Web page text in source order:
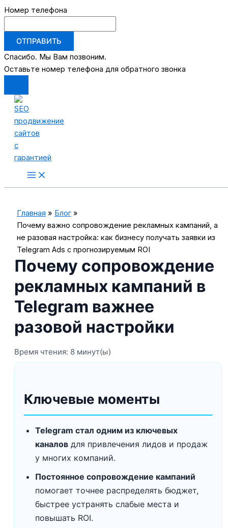
Номер телефона
ОТПРАВИТЬ
Спасибо. Мы Вам позвоним.
Оставьте номер телефона для обратного звонка
Перейти
содержимому
Main
Menu
Главная
Блог
Почему важно сопровождение рекламных кампаний, а
не разовая настройка: как бизнесу получать заявки из
Telegram Ads с прогнозируемым ROI
Почему сопровождение
рекламных кампаний в
Telegram важнее
разовой настройки
Время чтения: 8 минут(ы)
Ключевые моменты
Telegram стал одним из ключевых
каналов для привлечения лидов и продаж
у многих компаний.
Постоянное сопровождение кампаний
помогает точнее распределять бюджет,
быстрее устранять слабые места и
повышать ROI.